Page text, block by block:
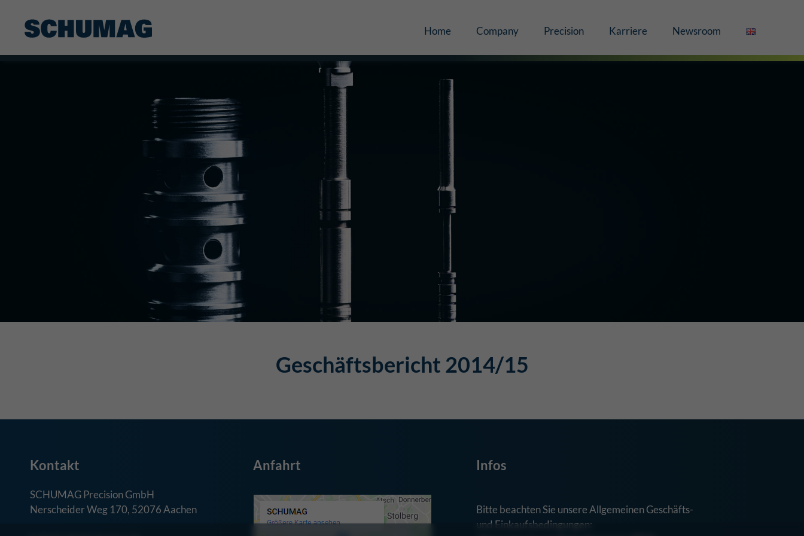
Home Company Precision Karriere Newsroom
Geschäftsbericht 2014/15
Kontakt
SCHUMAG Precision GmbH
Nerscheider Weg 170, 52076 Aachen
Anfahrt Infos
Bitte beachten Sie unsere Allgemeinen Geschäfts-
und Einkaufsbedingungen: